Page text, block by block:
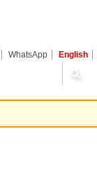
WhatsApp English